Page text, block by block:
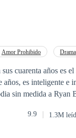
Amor Prohibido Drama
cuarenta años es
es inteligente e
sin medida a Ryan
que su novio, por
9.9 1.3M